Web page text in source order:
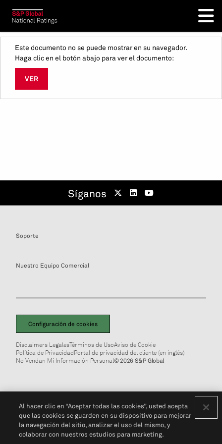
Este documento no se puede mostrar en su navegador.
Haga clic en el botón abajo para ver el documento:
VER
Síganos
Soporte
Nuestro Equipo Comercial
Configuración de cookies
Disclaimers LegalesTérminos de UsoAviso de Cookie
Política de PrivacidadPortal de privacidad del cliente (en inglés)
No Vendan Mi Información Personal© 2026 S&P Global
Al hacer clic en “Aceptar todas las cookies”, usted acepta
que las cookies se guarden en su dispositivo para mejorar
la navegación del sitio, analizar el uso del mismo, y
colaborar con nuestros estudios para marketing.